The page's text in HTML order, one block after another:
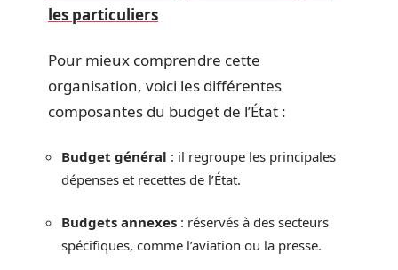
les particuliers
Pour mieux comprendre cette
organisation, voici les différentes
composantes du budget de l’État :
Budget général : il regroupe les principales
dépenses et recettes de l’État.
Budgets annexes : réservés à des secteurs
spécifiques, comme l’aviation ou la presse.